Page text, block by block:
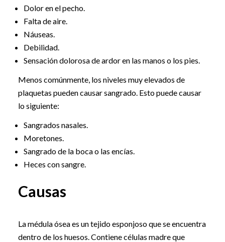
Dolor en el pecho.
Falta de aire.
Náuseas.
Debilidad.
Sensación dolorosa de ardor en las manos o los pies.
Menos comúnmente, los niveles muy elevados de
plaquetas pueden causar sangrado. Esto puede causar
lo siguiente:
Sangrados nasales.
Moretones.
Sangrado de la boca o las encías.
Heces con sangre.
Causas
La médula ósea es un tejido esponjoso que se encuentra
dentro de los huesos. Contiene células madre que